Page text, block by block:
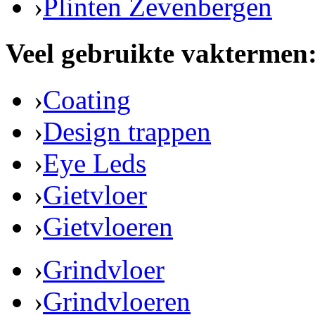
›Plinten Zevenbergen
Veel gebruikte
›Coating
›Design trappen
›Eye Leds
›Gietvloer
›Gietvloeren
›Grindvloer
›Grindvloeren